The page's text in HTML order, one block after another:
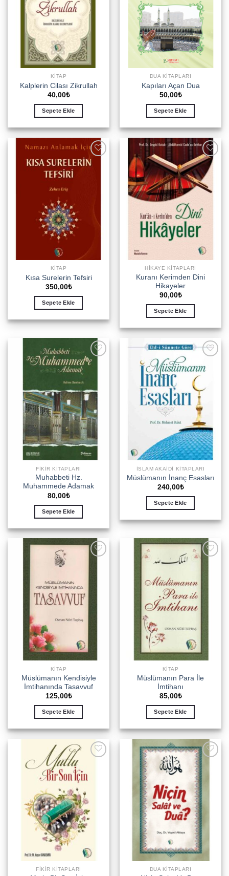
KITAP
Kalplerin Cilası Zikrullah
40,00₺
Sepete Ekle
DUA KITAPLARI
Kapıları Açan Dua
50,00₺
Sepete Ekle
Add to
KITAP
Kısa Surelerin Tefsiri
350,00₺
Sepete Ekle
Add to
wishlist
HIKAYE KITAPLARI
Kuranı Kerimden Dini
Hikayeler
90,00₺
Sepete Ekle
Add to
FIKIR KITAPLARI
Muhabbeti Hz.
Muhammede Adamak
80,00₺
Sepete Ekle
wishlist
İSLAM AKAIDI KITAPLARI
Müslümanın İnanç Esasları
240,00₺
Sepete Ekle
KITAP
Müslümanın Kendisiyle
İmtihanında Tasavvuf
125,00₺
Sepete Ekle
KITAP
Müslümanın Para İle
İmtihanı
85,00₺
Sepete Ekle
FIKIR KITAPLARI
Add to
wishlist
DUA KITAPLARI